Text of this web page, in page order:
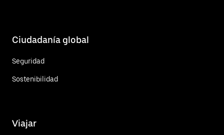
Ciudadanía global
Seguridad
Sostenibilidad
Viajar